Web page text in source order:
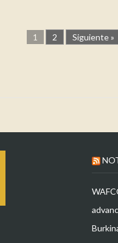
1 2 Siguiente »